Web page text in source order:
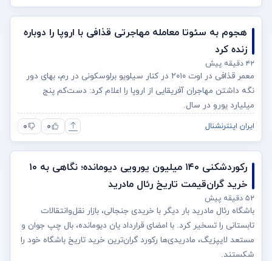
هجوم به سئوتا معامله مهاجرتی قذافی با اروپا را دوباره
زنده کرد
۴۲ دقیقه پیش
معمر قذافی در اوت ۲۰۱۰ در کنار سیلویو برلوسکونی در رم، بهای دور
نگه داشتن مهاجران آفریقایی از اروپا را اعلام کرد: دست‌کم پنج
میلیارد یورو در سال.
ایران اینترنشنال ۰ ۰
رکوردشکنی ۱۴۰ میلیون یورویی دیومانده؛ نگاهی به ۱۰
خرید گران‌قیمت تاریخ رئال مادرید
۵۲ دقیقه پیش
باشگاه رئال مادرید بار دیگر با خریدی جنجالی، بازار نقل‌وانتقالات
تابستانی را تسخیر کرد. با امضای قرارداد یان دیومانده، بال چپ جوان و
مستعد لایپزیگ، مادریدی‌ها رکورد گران‌ترین خرید تاریخ باشگاه خود را
شکستند.